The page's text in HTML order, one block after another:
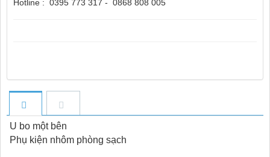
Hotline : 0395 773 317 - 0868 808 005
U bo một bên
Phụ kiện nhôm phòng sạch